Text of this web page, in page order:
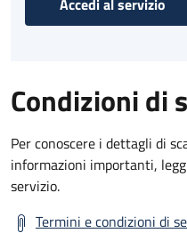
Condizioni di
Per conoscere i dettagli di
informazioni importanti,
servizio.
Termini e condizioni di